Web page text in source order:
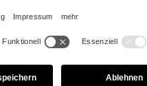
die dreihundert Euro
komplett unnötig, dass
ausladende
fiel. Der junge, hübsche